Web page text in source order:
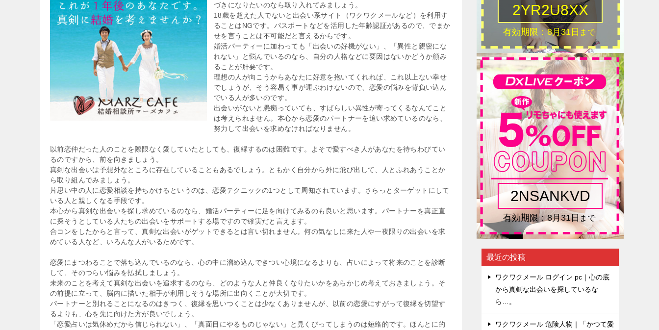
づきになりたいのなら取り入れてみましょう。
18歳を超えた人でないと出会い系サイト（ワクワクメールなど）を利用す
ることはNGです。パスポートなどを活用した年齢認証があるので、でまか
せを言うことは不可能だと言えるからです。
婚活パーティーに加わっても「出会いの好機がない」、「異性と親密にな
れない」と悩んでいるのなら、自分の人格などに要因はないかどうか顧み
ることが肝要です。
理想の人が向こうからあなたに好意を抱いてくれれば、これ以上ない幸せ
でしょうが、そう容易く事が運ぶわけないので、恋愛の悩みを背負い込ん
でいる人が多いのです。
出会いがないと愚痴っていても、すばらしい異性が寄ってくるなんてこと
は考えられません。本心から恋愛のパートナーを追い求めているのなら、
努力して出会いを求めなければなりません。
以前恋仲だった人のことを際限なく愛していたとしても、復縁するのは困難です。よそで愛すべき人があなたを待ちわびてい
るのですから、前を向きましょう。
真剣な出会いは予想外なところに存在していることもあるでしょう。ともかく自分から外に飛び出して、人とふれあうことか
ら取り組んでみましょう。
片思い中の人に恋愛相談を持ちかけるというのは、恋愛テクニックの1つとして周知されています。さらっとターゲットにして
いる人と親しくなる手段です。
本心から真剣な出会いを探し求めているのなら、婚活パーティーに足を向けてみるのも良いと思います。パートナーを真正直
に探そうとしている人たちの出会いをサポートする場ですので確実だと言えます。
合コンをしたからと言って、真剣な出会いがゲットできるとは言い切れません。何の気なしに来た人や一夜限りの出会いを求
めている人など、いろんな人がいるためです。
恋愛にまつわることで落ち込んでいるのなら、心の中に溜め込んできつい心境になるよりも、占いによって将来のことを診断
して、そのつらい悩みを払拭しましょう。
未来のことを考えて真剣な出会いを追求するのなら、どのような人と仲良くなりたいかをあらかじめ考えておきましょう。そ
の前提に立って、脳内に描いた相手が利用しそうな場所に出向くことが大切です。
パートナーと別れることになるのはきつく、復縁を思いつくことは少なくありませんが、以前の恋愛にすがって復縁を切望す
るよりも、心を先に向けた方が良いでしょう。
「恋愛占いは気休めだから信じられない」、「真面目にやるものじゃない」と見くびってしまうのは短絡的です。ほんとに的
最近の投稿
ワクワクメール ログイン pc｜心の底
から真剣な出会いを探しているな
ら…。
ワクワクメール 危険人物｜「かつて愛